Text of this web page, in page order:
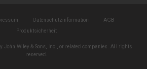
Datenschutzinformation
AGB
Produktsicherheit
John Wiley & Sons, Inc., or related companies. All rights
reserved.